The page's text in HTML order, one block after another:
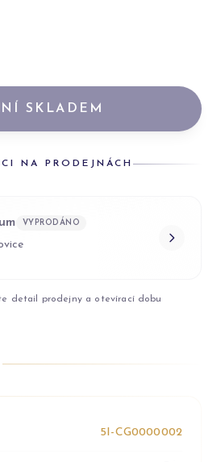
SKLADEM
NA PRODEJNÁCH
VYPRODÁNO
detail prodejny a otevírací dobu
5I-CG0000002